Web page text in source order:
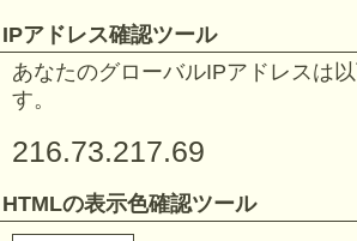
IPアドレス確認ツール
あなたのグローバルIPアドレスは
す。
216.73.217.69
HTMLの表示色確認ツール